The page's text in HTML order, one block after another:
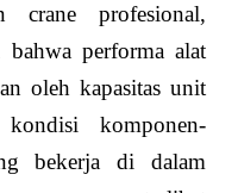
crane profesional,
bahwa performa alat
oleh kapasitas unit
komponen-
bekerja di dalam